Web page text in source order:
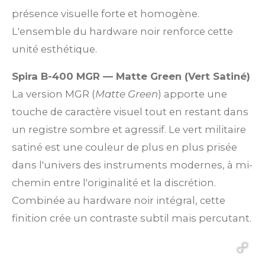
présence visuelle forte et homogène.
L'ensemble du hardware noir renforce cette
unité esthétique.
Spira B-400 MGR — Matte Green (Vert Satiné)
La version MGR (Matte Green) apporte une
touche de caractère visuel tout en restant dans
un registre sombre et agressif. Le vert militaire
satiné est une couleur de plus en plus prisée
dans l'univers des instruments modernes, à mi-
chemin entre l'originalité et la discrétion.
Combinée au hardware noir intégral, cette
finition crée un contraste subtil mais percutant.